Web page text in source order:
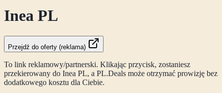
Inea PL
Przejdź do oferty (reklama)
To link reklamowy/partnerski. Klikając przycisk, zostaniesz
przekierowany do Inea PL, a PL.Deals może otrzymać prowizję bez
dodatkowego kosztu dla Ciebie.